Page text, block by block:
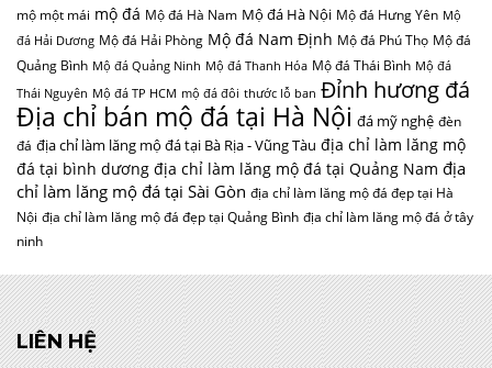
mộ một mái mộ đá Mộ đá Hà Nam Mộ đá Hà Nội Mộ đá Hưng Yên Mộ
đá Hải Dương Mộ đá Hải Phòng Mộ đá Nam Định Mộ đá Phú Thọ Mộ đá
Quảng Bình Mộ đá Quảng Ninh Mộ đá Thanh Hóa Mộ đá Thái Bình Mộ đá
Thái Nguyên Mộ đá TP HCM mộ đá đôi thước lỗ ban Đỉnh hương đá
Địa chỉ bán mộ đá tại Hà Nội đá mỹ nghệ đèn
đá địa chỉ làm lăng mộ đá tại Bà Rịa - Vũng Tàu địa chỉ làm lăng mộ
đá tại bình dương địa chỉ làm lăng mộ đá tại Quảng Nam địa
chỉ làm lăng mộ đá tại Sài Gòn địa chỉ làm lăng mộ đá đẹp tại Hà
Nội địa chỉ làm lăng mộ đá đẹp tại Quảng Bình địa chỉ làm lăng mộ đá ở tây
ninh
LIÊN HỆ